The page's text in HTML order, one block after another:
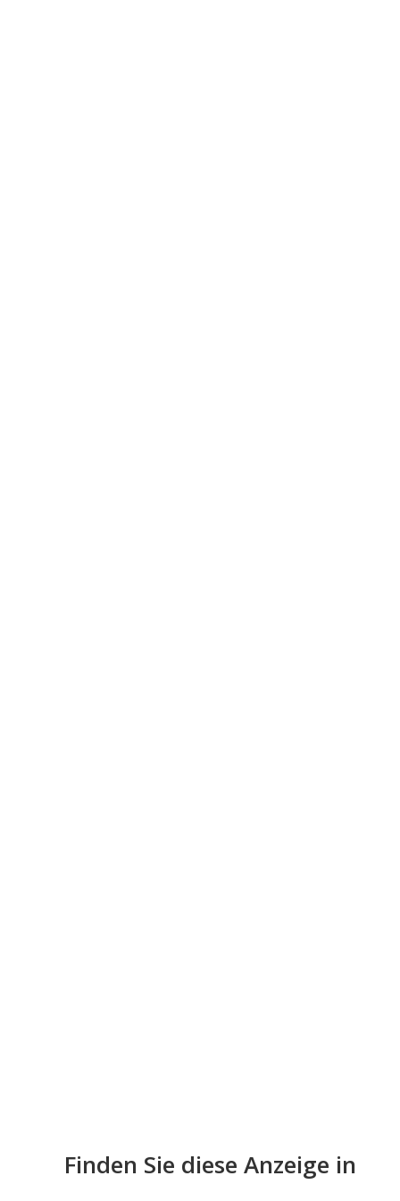
Finden Sie diese Anzeige in